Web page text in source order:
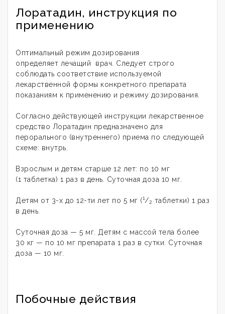
Лоратадин, инструкция по
применению
Оптимальный режим дозирования
определяет лечащий врач. Следует строго
соблюдать соответствие используемой
лекарственной формы конкретного препарата
показаниям к применению и режиму дозирования.
Согласно действующей инструкции лекарственное
средство Лоратадин предназначено для
перорального (внутреннего) приема по следующей
схеме: внутрь.
Взрослым и детям старше 12 лет: по 10 мг
(1 таблетка) 1 раз в ­­день. Суточная доза 10 мг.
Детям от 3-х до 12-ти лет по 5 мг (1/2 таблетки) 1 раз
в день.
Суточная доза — 5 мг. Детям с массой тела более
30 кг — по 10 мг препарата 1 раз в сутки. Суточная
доза — 10 мг.
Побочные действия